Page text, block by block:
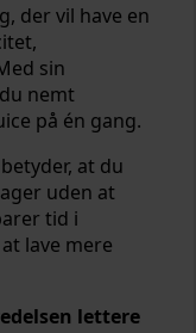
der vil have en
sin
nemt
på én gang.
at du
uden at
tid i
lave mere
lettere